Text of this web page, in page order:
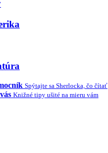
Spýtajte sa Sherlocka, čo čítať
Knižné tipy ušité na mieru vám